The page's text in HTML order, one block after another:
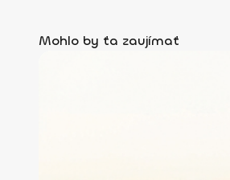
Mohlo by ťa zaujímať